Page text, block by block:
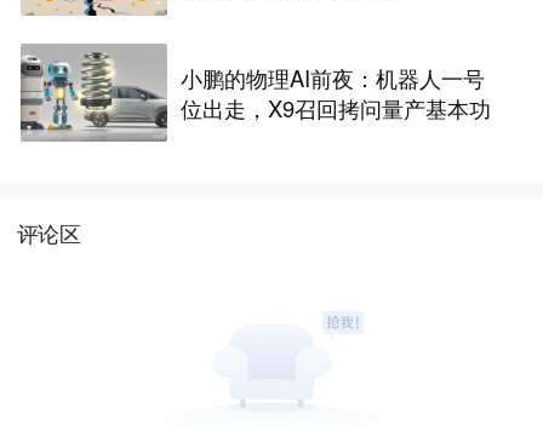
小鹏的物理AI前夜：机器人一号
位出走，X9召回拷问量产基本功
评论区